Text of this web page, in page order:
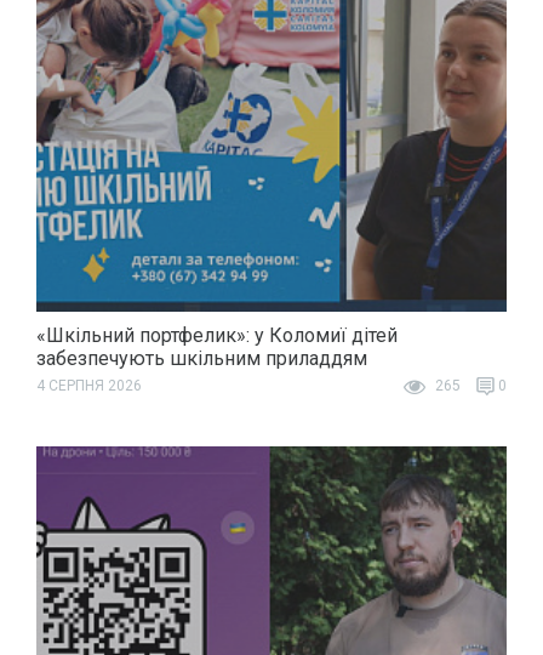
«Шкільний портфелик»: у Коломиї дітей
забезпечують шкільним приладдям
4 СЕРПНЯ 2026 265 0